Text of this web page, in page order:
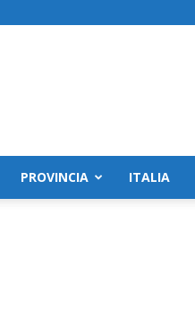
PROVINCIA ITALIA